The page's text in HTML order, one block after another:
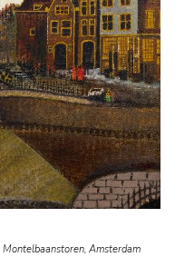
Montelbaanstoren, Amsterdam